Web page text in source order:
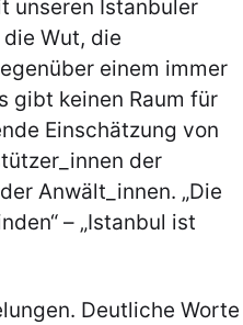
unseren Istanbuler
Wut, die
einem immer
gibt keinen Raum für
Einschätzung von
der
Anwält_innen. „Die
– „Istanbul ist
Deutliche Worte